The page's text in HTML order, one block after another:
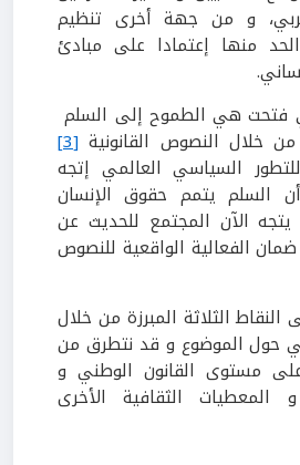
و من جهة أخرى تنظيم
منها إعتمادا على مبادئ
فتحت هي الطموح إلى السلم
خلال النصوص القانونية [3]
السياسي العالمي إتجه
أن السلم يتمم حقوق الإنسان
يتجه الآن المجتمع للحديث عن
الفعالية الواقعية للنصوص
الثلاثة المبرزة من خلال
حول الموضوع و قد نتطرق من
مستوى القانون الوطني و
المعطيات الثقافية الأخرى